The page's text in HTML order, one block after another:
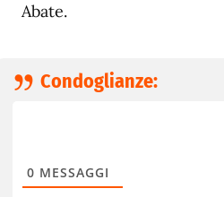
Abate.
Condoglianze:
0 MESSAGGI